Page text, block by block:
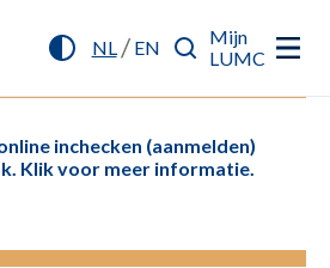
NL/ EN
Mijn
LUMC
inchecken (aanmelden)
Klik voor meer informatie.